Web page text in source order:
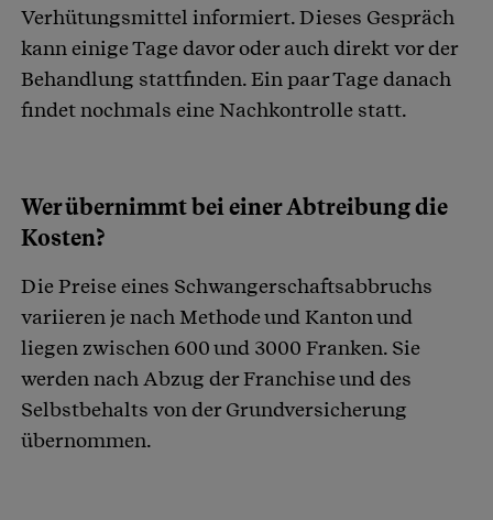
Verhütungsmittel informiert. Dieses Gespräch
kann einige Tage davor oder auch direkt vor der
Behandlung stattfinden. Ein paar Tage danach
findet nochmals eine Nachkontrolle statt.
Wer übernimmt bei einer Abtreibung die
Kosten?
Die Preise eines Schwangerschaftsabbruchs
variieren je nach Methode und Kanton und
liegen zwischen 600 und 3000 Franken. Sie
werden nach Abzug der Franchise und des
Selbstbehalts von der Grundversicherung
übernommen.